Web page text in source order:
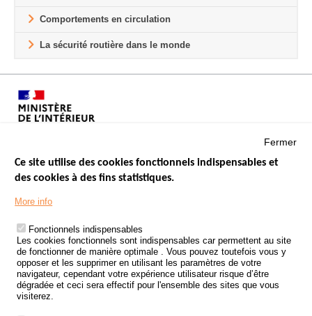
Comportements en circulation
La sécurité routière dans le monde
Menu
Footer
LES SITES PUBLICS
ÉTAT DE L’INSÉCURITÉ ROUTIÈRE
TRAITEMENT DES DONNÉES PERSONNELLES DES ACCIDENTS DE
LA ROUTE
ETUDES ET RECHERCHES
APPEL À PROJETS
Fermer
Ce site utilise des cookies fonctionnels indispensables et
des cookies à des fins statistiques.
More info
Fonctionnels indispensables
Les cookies fonctionnels sont indispensables car permettent au site
de fonctionner de manière optimale . Vous pouvez toutefois vous y
opposer et les supprimer en utilisant les paramètres de votre
navigateur, cependant votre expérience utilisateur risque d’être
dégradée et ceci sera effectif pour l'ensemble des sites que vous
visiterez.